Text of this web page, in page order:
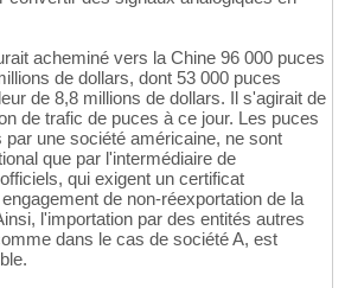
acheminé vers la Chine 96 000 puces
de dollars, dont 53 000 puces
de 8,8 millions de dollars. Il s'agirait de
de trafic de puces à ce jour. Les puces
par une société américaine, ne sont
que par l'intermédiaire de
qui exigent un certificat
de non-réexportation de la
l'importation par des entités autres
dans le cas de société A, est